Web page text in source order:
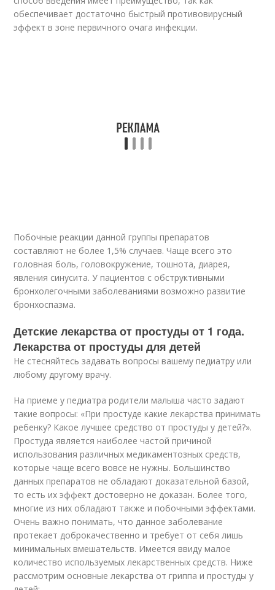
обеспечивает достаточно быстрый противовирусный
эффект в зоне первичного очага инфекции.
Побочные реакции данной группы препаратов
составляют не более 1,5% случаев. Чаще всего это
головная боль, головокружение, тошнота, диарея,
явления синусита. У пациентов с обструктивными
бронхолегочными заболеваниями возможно развитие
бронхоспазма.
Детские лекарства от простуды от 1 года.
Лекарства от простуды для детей
Не стесняйтесь задавать вопросы вашему педиатру или
любому другому врачу.
На приеме у педиатра родители малыша часто задают
такие вопросы: «При простуде какие лекарства принимать
ребенку? Какое лучшее средство от простуды у детей?».
Простуда является наиболее частой причиной
использования различных медикаментозных средств,
которые чаще всего вовсе не нужны. Большинство
данных препаратов не обладают доказательной базой,
то есть их эффект достоверно не доказан. Более того,
многие из них обладают также и побочными эффектами.
Очень важно понимать, что данное заболевание
протекает доброкачественно и требует от себя лишь
минимальных вмешательств. Имеется ввиду малое
количество используемых лекарственных средств. Ниже
рассмотрим основные лекарства от гриппа и простуды у